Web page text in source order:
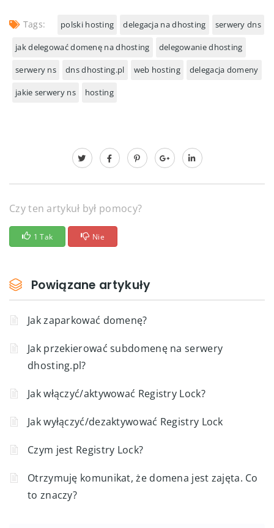
Tags: polski hosting delegacja na dhosting serwery dns
jak delegować domenę na dhosting delegowanie dhosting
serwery ns dns dhosting.pl web hosting delegacja domeny
jakie serwery ns hosting
Czy ten artykuł był pomocy?
1 Tak Nie
Powiązane artykuły
Jak zaparkować domenę?
Jak przekierować subdomenę na serwery
dhosting.pl?
Jak włączyć/aktywować Registry Lock?
Jak wyłączyć/dezaktywować Registry Lock
Czym jest Registry Lock?
Otrzymuję komunikat, że domena jest zajęta. Co
to znaczy?